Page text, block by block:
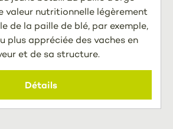
valeur nutritionnelle légèrement
de la paille de blé, par exemple,
plus appréciée des vaches en
et de sa structure.
Détails